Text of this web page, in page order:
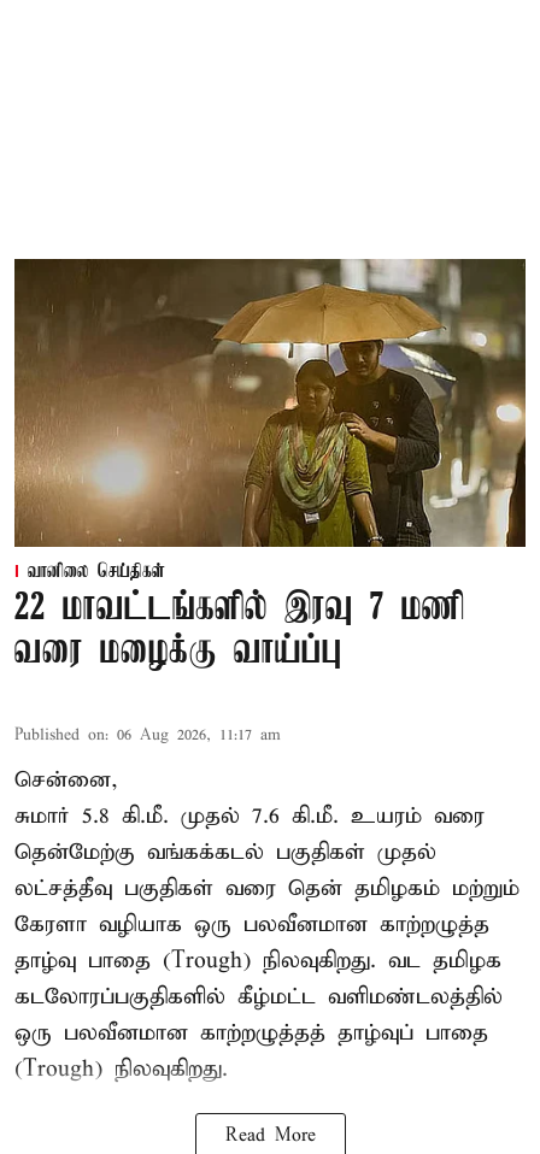
வானிலை செய்திகள்
22 மாவட்டங்களில் இரவு 7 மணி
வரை மழைக்கு வாய்ப்பு
Published on: 06 Aug 2026, 11:17 am
சென்னை,
சுமார் 5.8 கி.மீ. முதல் 7.6 கி.மீ. உயரம் வரை
தென்மேற்கு வங்கக்கடல் பகுதிகள் முதல்
லட்சத்தீவு பகுதிகள் வரை தென் தமிழகம் மற்றும்
கேரளா வழியாக ஒரு பலவீனமான காற்றழுத்த
தாழ்வு பாதை (Trough) நிலவுகிறது. வட தமிழக
கடலோரப்பகுதிகளில் கீழ்மட்ட வளிமண்டலத்தில்
ஒரு பலவீனமான காற்றழுத்தத் தாழ்வுப் பாதை
(Trough) நிலவுகிறது.
Read More